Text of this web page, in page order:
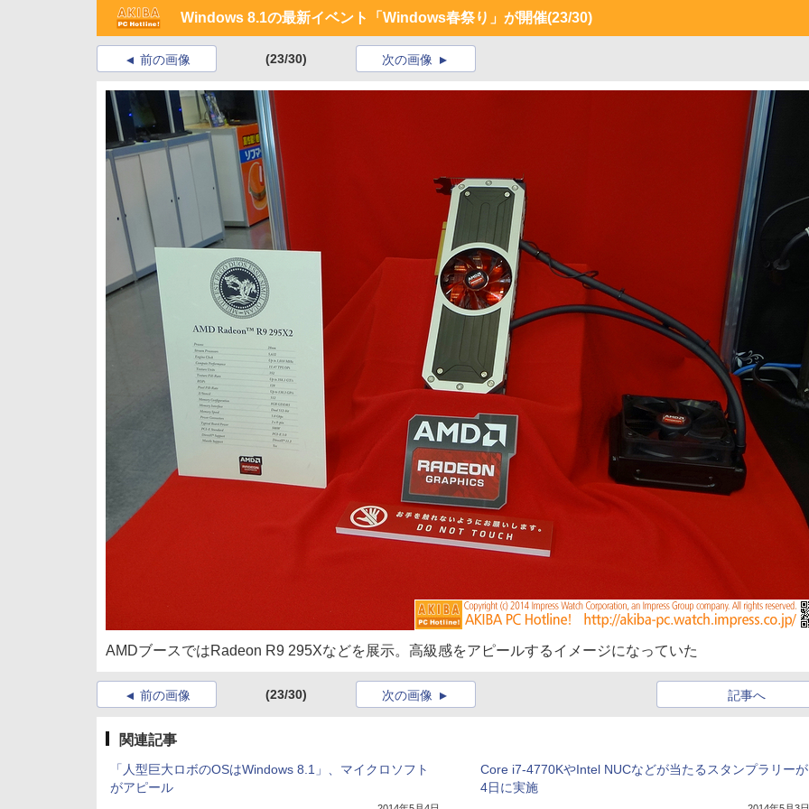
Windows 8.1の最新イベント「Windows春祭り」が開催(23/30)
前の画像 (23/30) 次の画像
AMDブースではRadeon R9 295Xなどを展示。高級感をアピールするイメージになっていた
前の画像 (23/30) 記事へ
次の画像
関連記事
「人型巨大ロボのOSはWindows 8.1」、マイクロソフト
がアピール
Core i7-4770KやIntel NUCなどが当たるスタンプラリーが
4日に実施